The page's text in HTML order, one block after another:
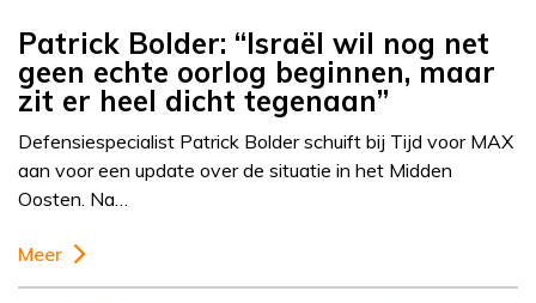
Patrick Bolder: “Israël wil nog net
geen echte oorlog beginnen, maar
zit er heel dicht tegenaan”
Defensiespecialist Patrick Bolder schuift bij Tijd voor MAX
aan voor een update over de situatie in het Midden
Oosten. Na…
Meer